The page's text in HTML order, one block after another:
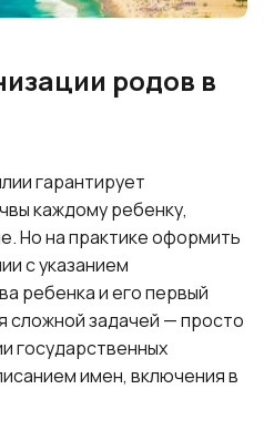
родов в
гарантирует
каждому ребенку,
Но на практике оформить
с указанием
ребенка и его первый
сложной задачей — просто
государственных
имен, включения в